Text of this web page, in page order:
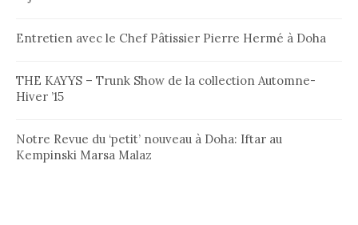
Entretien avec le Chef Pâtissier Pierre Hermé à Doha
THE KAYYS – Trunk Show de la collection Automne-
Hiver ’15
Notre Revue du ‘petit’ nouveau à Doha: Iftar au
Kempinski Marsa Malaz